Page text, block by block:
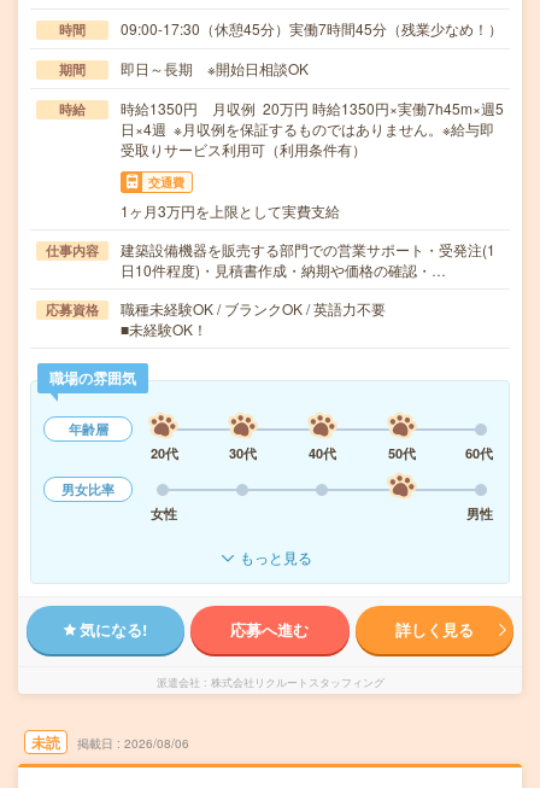
時間 09:00-17:30（休憩45分）実働7時間45分（残業少なめ！）
期間 即日～長期 ※開始日相談OK
時給
時給1350円 月収例 20万円 時給1350円×実働7h45m×週5
日×4週 ※月収例を保証するものではありません。※給与即
受取りサービス利用可（利用条件有）
交通費
1ヶ月3万円を上限として実費支給
仕事内容
建築設備機器を販売する部門での営業サポート・受発注(1
日10件程度)・見積書作成・納期や価格の確認・…
応募資格
職種未経験OK / ブランクOK / 英語力不要
■未経験OK！
職場の雰囲気
年齢層
20代
30代 40代 50代
60代
男女比率
女性
男性
もっと見る
気になる! 応募へ進む 詳しく見る
派遣会社 株式会社リクルートスタッフィング
未読 掲載日 2026/08/06